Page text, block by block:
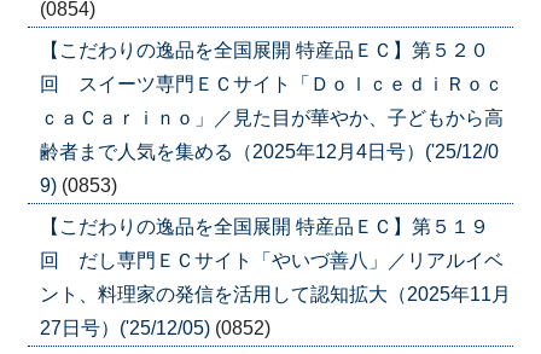
(0854)
【こだわりの逸品を全国展開 特産品ＥＣ】第５２０
回 スイーツ専門ＥＣサイト「ＤｏｌｃｅｄｉＲｏｃ
ｃａＣａｒｉｎｏ」／見た目が華やか、子どもから高
齢者まで人気を集める（2025年12月4日号）('25/12/0
9) (0853)
【こだわりの逸品を全国展開 特産品ＥＣ】第５１９
回 だし専門ＥＣサイト「やいづ善八」／リアルイベ
ント、料理家の発信を活用して認知拡大（2025年11月
27日号）('25/12/05) (0852)